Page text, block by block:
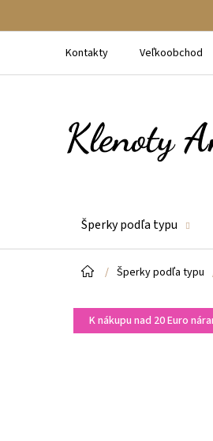
Kontakty Veľkoobchod
Šperky podľa typu
Domov
/ Šperky podľa typu
K nákupu nad 20 Euro